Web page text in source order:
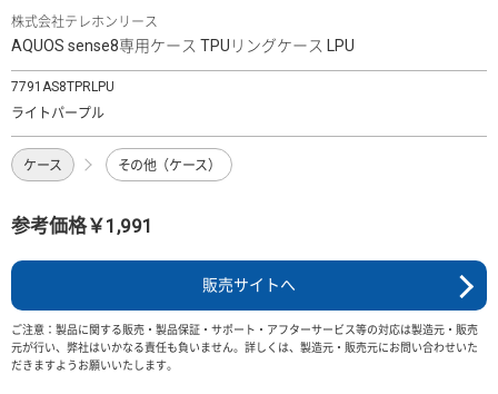
株式会社テレホンリース
AQUOS sense8専用ケース TPUリングケース LPU
7791AS8TPRLPU
ライトパープル
ケース その他（ケース）
参考価格￥1,991
販売サイトへ
ご注意：製品に関する販売・製品保証・サポート・アフターサービス等の対応は製造元・販売
元が行い、弊社はいかなる責任も負いません。詳しくは、製造元・販売元にお問い合わせいた
だきますようお願いいたします。